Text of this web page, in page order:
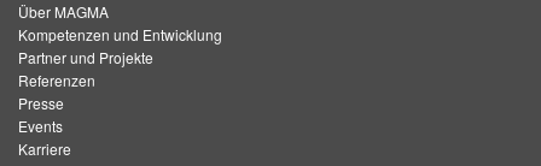
Über MAGMA
Kompetenzen und Entwicklung
Partner und Projekte
Referenzen
Presse
Events
Karriere